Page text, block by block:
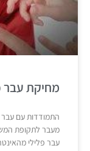
מחיקת עבר
התמודדות עם עבר
מעבר לתקופת
עבר פלילי